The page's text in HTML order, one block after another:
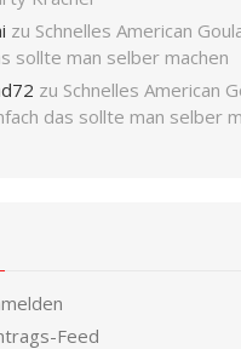
zu Schnelles American
sollte man selber machen
zu Schnelles American
das sollte man selber
Feed